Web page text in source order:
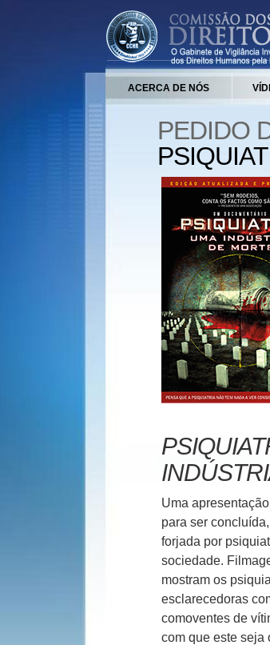
ACERCA DE NÓS
PEDIDO
Uma
para ser
forjada por
sociedade.
mostram os
esclarecedoras
comoventes de
com que este seja